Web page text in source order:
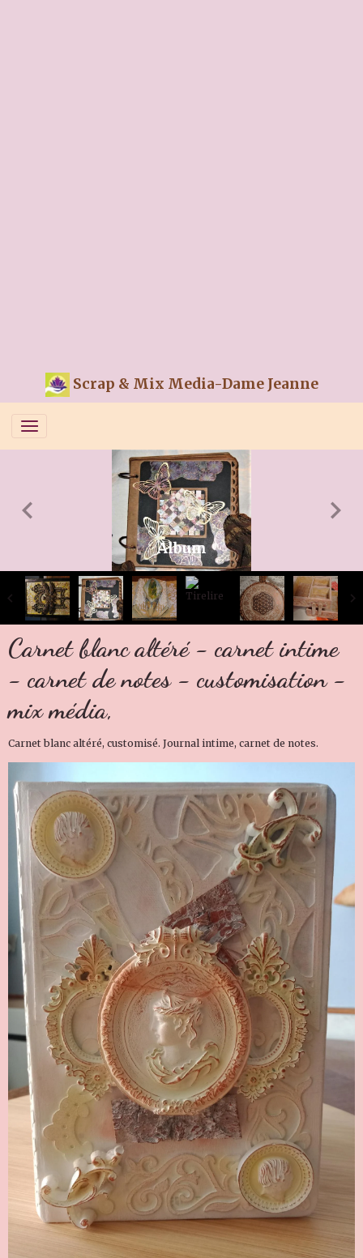
Scrap & Mix Media-Dame Jeanne
Album
Carnet blanc altéré - carnet intime
- carnet de notes - customisation -
mix média,
Carnet blanc altéré, customisé. Journal intime, carnet de notes.